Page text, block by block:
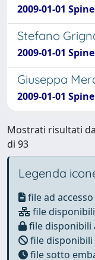
2009-01-01
Stefano
2009-01-01
Giuseppa
2009-01-01
Mostrati risultati
di 93
Legenda
file ad
file
file disponibili
file
file sotto